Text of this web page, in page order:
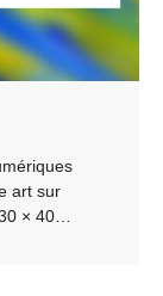
art sur
× 40…